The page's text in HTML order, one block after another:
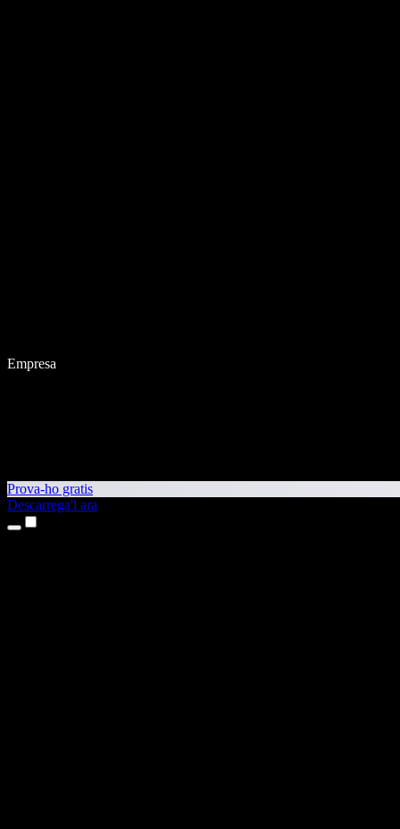
Empresa
Prova-ho gratis
Descarrega'l ara